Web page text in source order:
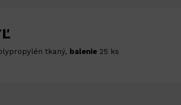
tkaný, balenie 25 ks